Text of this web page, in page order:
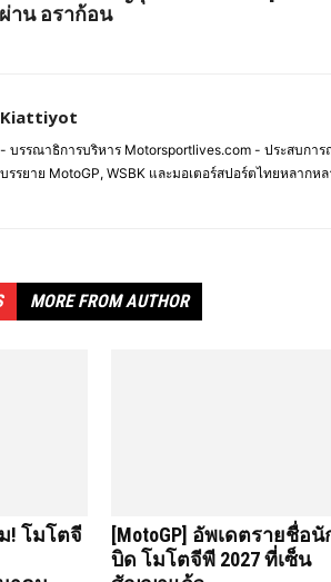
าน อราก้อน
Kiattiyot
- บรรณาธิการบริหาร Motorsportlives.com - ประสบกา
บรรยาย MotoGP, WSBK และมอเตอร์สปอร์ตไทยหลากหล
MORE FROM AUTHOR
! โมโตจี
[MotoGP] อัพเดตรายชื่อนั
บิด โมโตจีพี 2027 ที่เซ็น